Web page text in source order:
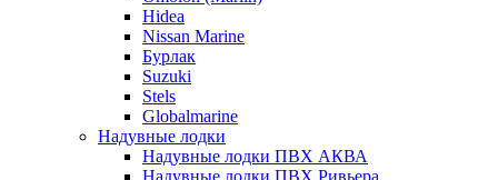
Hidea
Nissan Marine
Бурлак
Suzuki
Stels
Globalmarine
Надувные лодки
Надувные лодки ПВХ АКВА
Надувные лодки ПВХ Ривьера